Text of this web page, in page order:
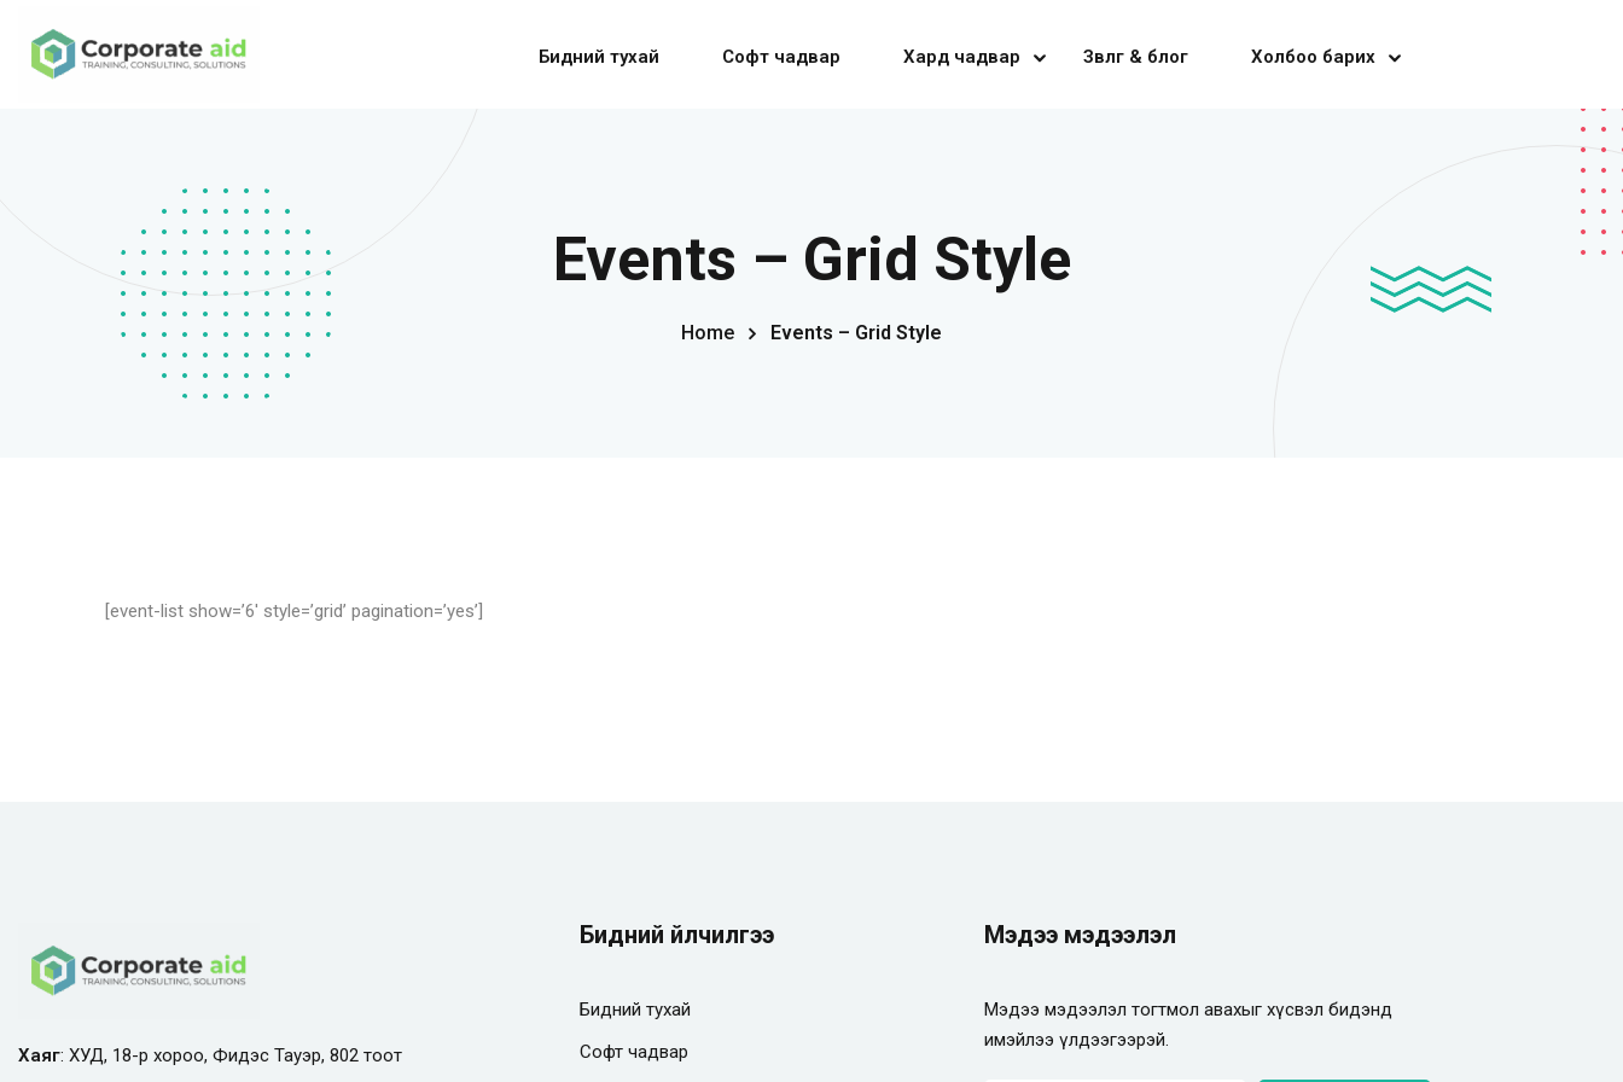
Бидний тухай Софт чадвар Хард чадвар Зөвлөгөө & блог Холбоо барих
Events – Grid Style
Home Events – Grid Style
[event-list show=’6′ style=’grid’ pagination=’yes’]
Хаяг: ХУД, 18-р хороо, Фидэс Тауэр, 802 тоот
Бидний үйлчилгээ
Бидний тухай
Софт чадвар
Мэдээ мэдээлэл
Мэдээ мэдээлэл тогтмол авахыг хүсвэл бидэнд
имэйлээ үлдээгээрэй.